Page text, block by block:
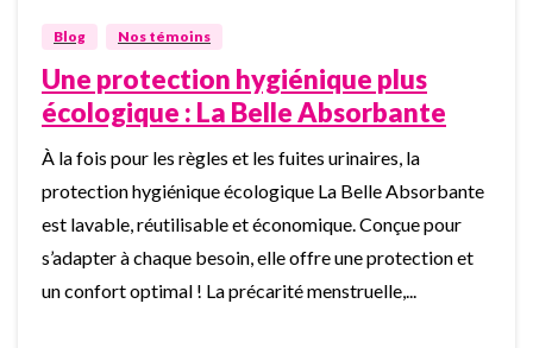
Blog Nos témoins
Une protection hygiénique plus
écologique : La Belle Absorbante
À la fois pour les règles et les fuites urinaires, la
protection hygiénique écologique La Belle Absorbante
est lavable, réutilisable et économique. Conçue pour
s’adapter à chaque besoin, elle offre une protection et
un confort optimal ! La précarité menstruelle,...